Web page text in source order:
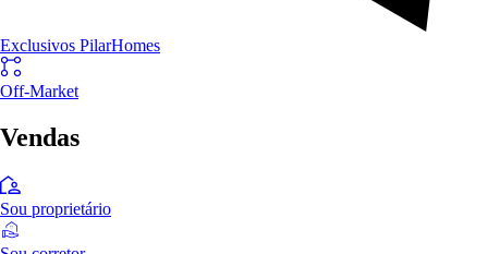
Exclusivos PilarHomes
Off-Market
Vendas
Sou proprietário